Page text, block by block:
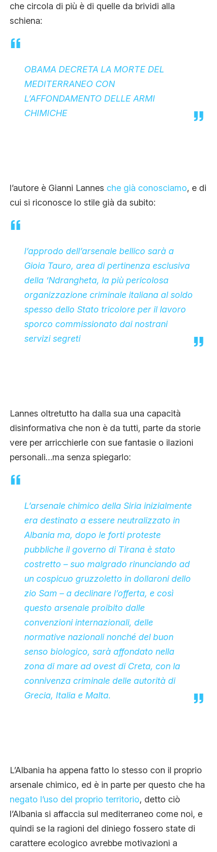
CONTATTI
CHI SIAMO
che circola di più è di quelle da brividi alla
schiena:
OBAMA DECRETA LA MORTE DEL
MEDITERRANEO CON
L’AFFONDAMENTO DELLE ARMI
CHIMICHE
l’autore è Gianni Lannes che già conosciamo, e di
cui si riconosce lo stile già da subito:
l’approdo dell’arsenale bellico sarà a
Gioia Tauro, area di pertinenza esclusiva
della ‘Ndrangheta, la più pericolosa
organizzazione criminale italiana al soldo
spesso dello Stato tricolore per il lavoro
sporco commissionato dai nostrani
servizi segreti
Lannes oltretutto ha dalla sua una capacità
disinformativa che non è da tutti, parte da storie
vere per arricchierle con sue fantasie o ilazioni
personali…ma senza spiegarlo:
L’arsenale chimico della Siria inizialmente
era destinato a essere neutralizzato in
Albania ma, dopo le forti proteste
pubbliche il governo di Tirana è stato
costretto – suo malgrado rinunciando ad
un cospicuo gruzzoletto in dollaroni dello
zio Sam – a declinare l’offerta, e così
questo arsenale proibito dalle
convenzioni internazionali, delle
normative nazionali nonché del buon
senso biologico, sarà affondato nella
zona di mare ad ovest di Creta, con la
connivenza criminale delle autorità di
Grecia, Italia e Malta.
L’Albania ha appena fatto lo stesso con il proprio
arsenale chimico, ed è in parte per questo che ha
negato l’uso del proprio territorio, detto ciò
l’Albania si affaccia sul mediterraneo come noi, e
quindi se la ragioni del diniego fossero state di
carattere ecologico avrebbe motivazioni a